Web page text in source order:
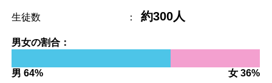
生徒数 ： 約300人
男女の割合：
男 64% 女 36%